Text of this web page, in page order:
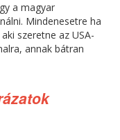
a magyar
Mindenesetre ha
szeretne az USA-
annak bátran